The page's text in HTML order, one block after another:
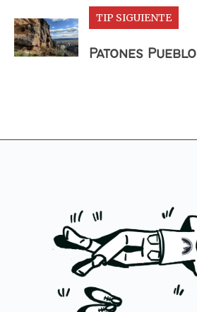
TIP SIGUIENTE
Patones Pueblo